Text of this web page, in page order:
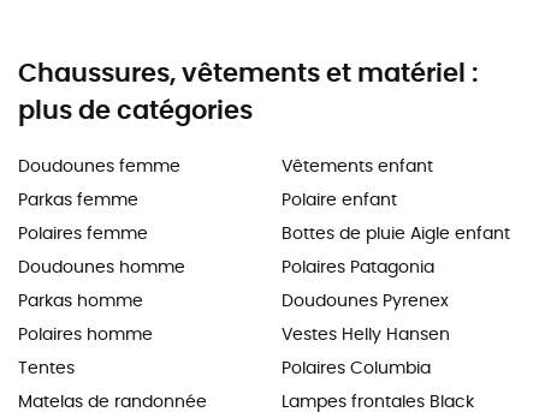
Chaussures, vêtements et matériel :
plus de catégories
Doudounes femme
Parkas femme
Polaires femme
Doudounes homme
Parkas homme
Polaires homme
Tentes
Matelas de randonnée
Vêtements enfant
Polaire enfant
Bottes de pluie Aigle enfant
Polaires Patagonia
Doudounes Pyrenex
Vestes Helly Hansen
Polaires Columbia
Lampes frontales Black